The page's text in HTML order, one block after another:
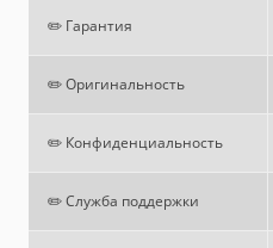
✏️ Гарантия
✏️ Оригинальность
✏️ Конфиденциальность
✏️ Служба поддержки